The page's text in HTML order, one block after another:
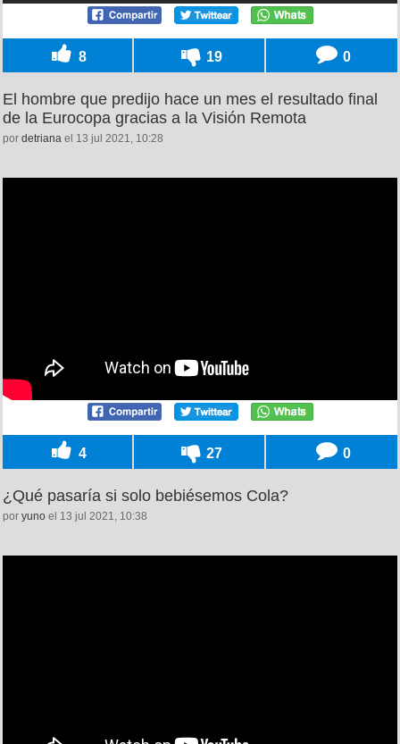
8 19 0
El hombre que predijo hace un mes el resultado final
de la Eurocopa gracias a la Visión Remota
por detriana el 13 jul 2021, 10:28
4 27 0
¿Qué pasaría si solo bebiésemos Cola?
por yuno el 13 jul 2021, 10:38